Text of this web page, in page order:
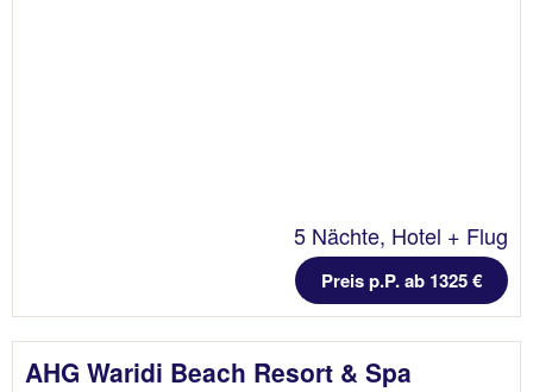
5 Nächte, Hotel + Flug
Preis p.P. ab 1325 €
AHG Waridi Beach Resort & Spa